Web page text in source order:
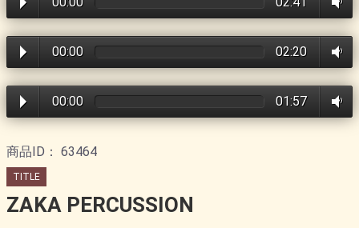
00:00 02:20
00:00 01:57
商品ID： 63464
TITLE
ZAKA PERCUSSION